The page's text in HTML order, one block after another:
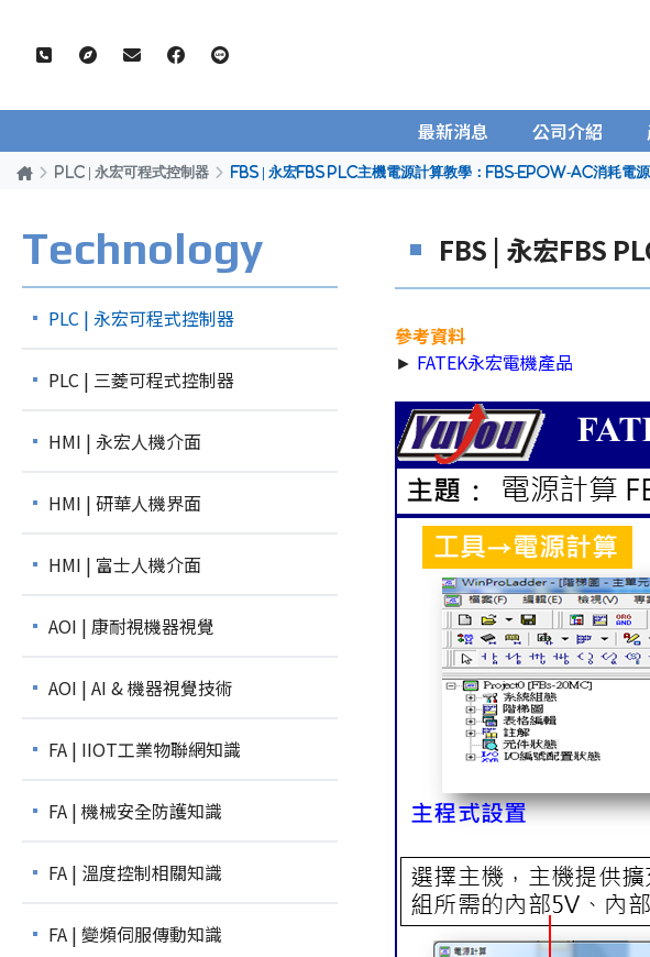
最新消息 公司介紹
PLC | 永宏可程式控制器 FBS | 永宏FBS PLC主機電源計算教學：FBS-EPOW-AC消耗電
Technology
PLC | 永宏可程式控制器
PLC | 三菱可程式控制器
HMI | 永宏人機介面
HMI | 研華人機界面
HMI | 富士人機介面
AOI | 康耐視機器視覺
AOI | AI & 機器視覺技術
FA | IIOT工業物聯網知識
FA | 機械安全防護知識
FA | 溫度控制相關知識
FA | 變頻伺服傳動知識
FBS | 永宏FBS
參考資料
► FATEK永宏電機產品